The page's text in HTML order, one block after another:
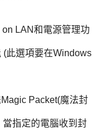
LAN和電源管理功
(此選項要在Windows
Packet(魔法封
指定的電腦收到封